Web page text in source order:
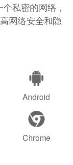
私密的网络，
网络安全和隐
Android
Chrome